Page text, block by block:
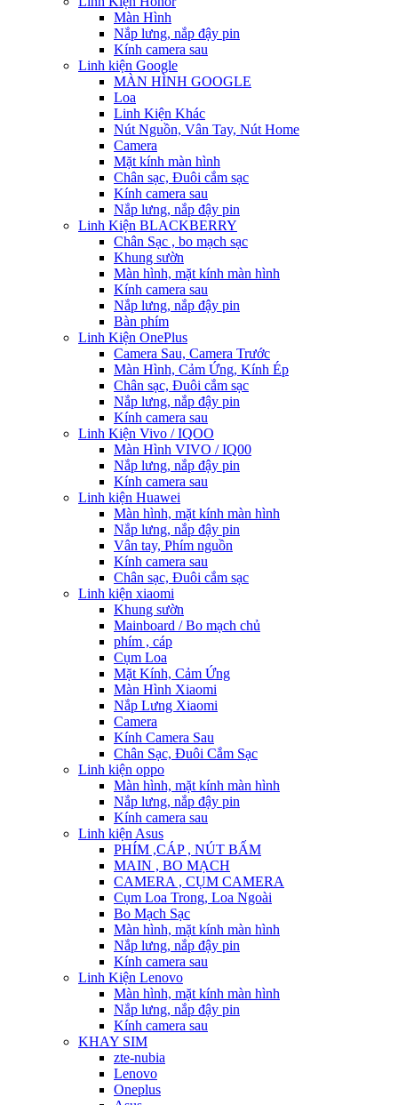
Màn Hình
Nắp lưng, nắp đậy pin
Kính camera sau
Linh kiện Google
MÀN HÌNH GOOGLE
Loa
Linh Kiện Khác
Nút Nguồn, Vân Tay, Nút Home
Camera
Mặt kính màn hình
Chân sạc, Đuôi cắm sạc
Kính camera sau
Nắp lưng, nắp đậy pin
Linh Kiện BLACKBERRY
Chân Sạc , bo mạch sạc
Khung sườn
Màn hình, mặt kính màn hình
Kính camera sau
Nắp lưng, nắp đậy pin
Bàn phím
Linh Kiện OnePlus
Camera Sau, Camera Trước
Màn Hình, Cảm Ứng, Kính Ép
Chân sạc, Đuôi cắm sạc
Nắp lưng, nắp đậy pin
Kính camera sau
Linh Kiện Vivo / IQOO
Màn Hình VIVO / IQ00
Nắp lưng, nắp đậy pin
Kính camera sau
Linh kiện Huawei
Màn hình, mặt kính màn hình
Nắp lưng, nắp đậy pin
Vân tay, Phím nguồn
Kính camera sau
Chân sạc, Đuôi cắm sạc
Linh kiện xiaomi
Khung sườn
Mainboard / Bo mạch chủ
phím , cáp
Cụm Loa
Mặt Kính, Cảm Ứng
Màn Hình Xiaomi
Nắp Lưng Xiaomi
Camera
Kính Camera Sau
Chân Sạc, Đuôi Cắm Sạc
Linh kiện oppo
Màn hình, mặt kính màn hình
Nắp lưng, nắp đậy pin
Kính camera sau
Linh kiện Asus
PHÍM ,CÁP , NÚT BẤM
MAIN , BO MẠCH
CAMERA , CỤM CAMERA
Cụm Loa Trong, Loa Ngoài
Bo Mạch Sạc
Màn hình, mặt kính màn hình
Nắp lưng, nắp đậy pin
Kính camera sau
Linh Kiện Lenovo
Màn hình, mặt kính màn hình
Nắp lưng, nắp đậy pin
Kính camera sau
KHAY SIM
zte-nubia
Lenovo
Oneplus